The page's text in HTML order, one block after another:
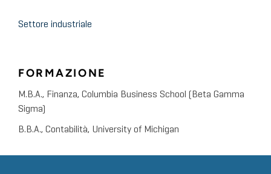
Settore industriale
FORMAZIONE
M.B.A., Finanza, Columbia Business School (Beta Gamma
Sigma)
B.B.A., Contabilità, University of Michigan